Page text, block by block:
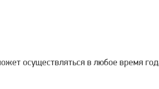
осуществляться в любое время